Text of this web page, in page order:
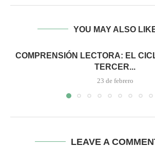
YOU MAY ALSO
COMPRENSIÓN LECTORA: EL
TERCER...
23 de febrero
LEAVE A